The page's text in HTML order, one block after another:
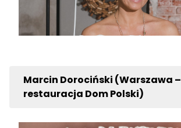
Marcin Dorociński (Warszawa –
restauracja Dom Polski)